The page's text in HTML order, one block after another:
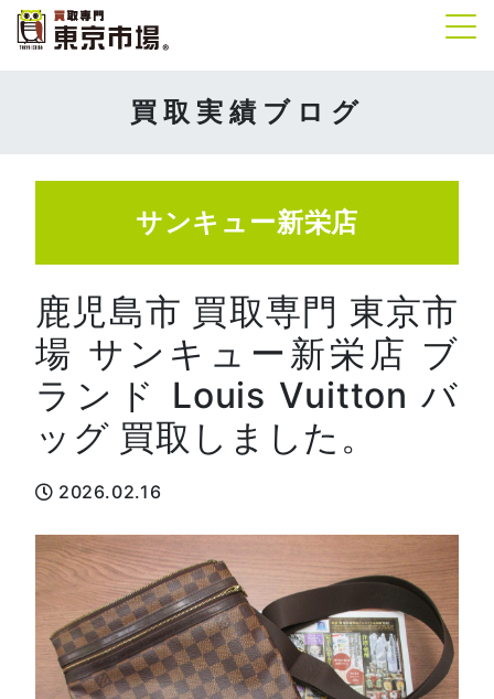
買取実績ブログ
サンキュー新栄店
鹿児島市 買取専門 東京市
場 サンキュー新栄店 ブ
ランド Louis Vuitton バ
ッグ 買取しました。
2026.02.16